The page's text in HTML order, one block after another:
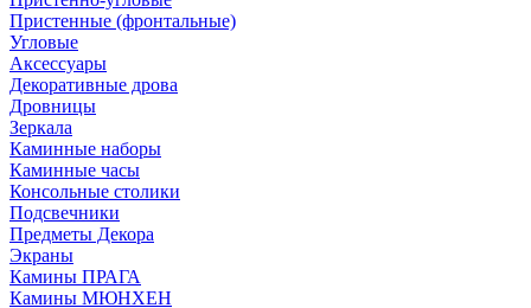
Пристенные (фронтальные)
Угловые
Аксессуары
Декоративные дрова
Дровницы
Зеркала
Каминные наборы
Каминные часы
Консольные столики
Подсвечники
Предметы Декора
Экраны
Камины ПРАГА
Камины МЮНХЕН